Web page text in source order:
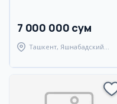
7 000 000 сум
Ташкент, Яшнабадский